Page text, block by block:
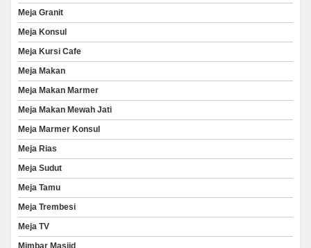
Meja Granit
Meja Konsul
Meja Kursi Cafe
Meja Makan
Meja Makan Marmer
Meja Makan Mewah Jati
Meja Marmer Konsul
Meja Rias
Meja Sudut
Meja Tamu
Meja Trembesi
Meja TV